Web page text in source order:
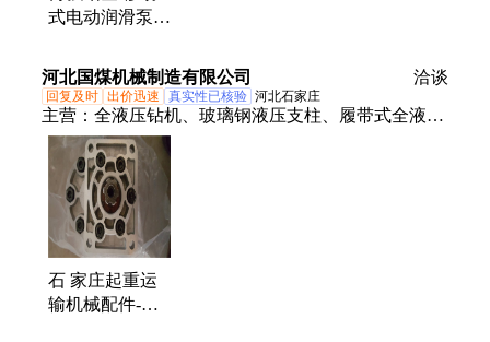
式电动润滑泵应
等机械设备 干
油泵
河北国煤机械制造有限公司 洽谈
回复及时 出价迅速 真实性已核验 河北石家庄
主营： 全液压钻机、玻璃钢液压支柱、履带式全液压
坑道钻机、齿轮油泵、架柱式液压钻机、气动式架柱
式钻机、液压锚杆钻车、防突钻机、液压坑道钻机、
锚杆钻机、西安钻机配件、装岩机、岩心管、DWB
支柱、泥浆泵、双液注浆泵、隔膜泵、石油钻机、坑
道钻机
石 家庄起重运
输机械配件-